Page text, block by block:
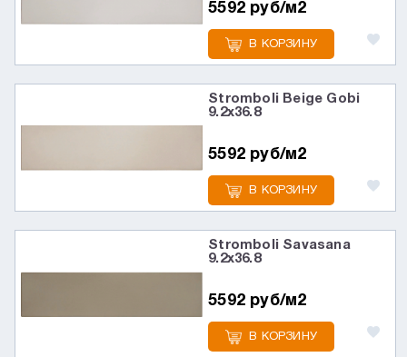
5592 руб/м2
В КОРЗИНУ
Stromboli Beige Gobi
9.2x36.8
5592 руб/м2
В КОРЗИНУ
Stromboli Savasana
9.2x36.8
5592 руб/м2
В КОРЗИНУ